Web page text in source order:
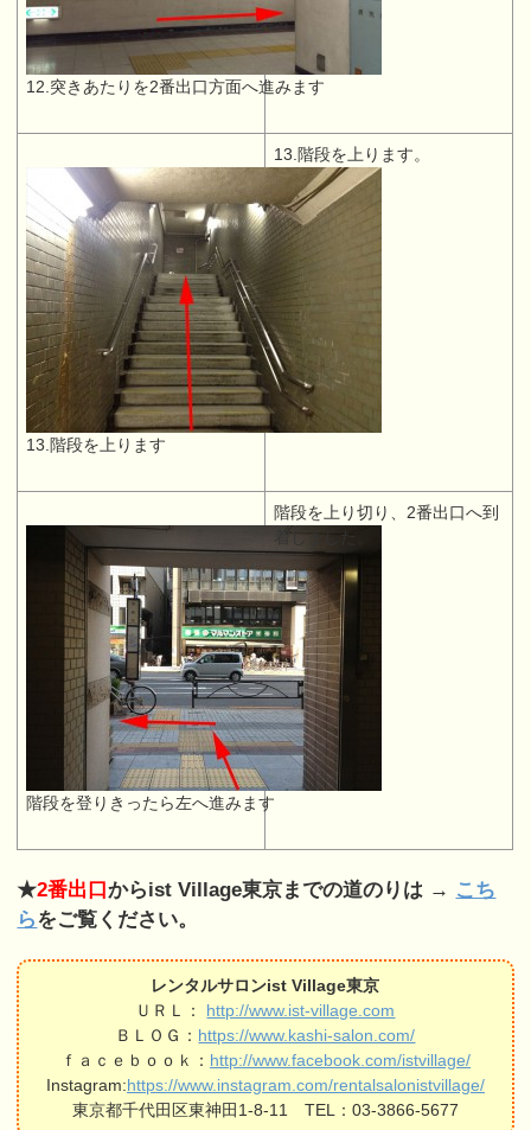
12.突きあたりを2番出口方面へ進みます
13.階段を上ります
13.階段を上ります。
階段を登りきったら左へ進みます
階段を上り切り、2番出口へ到
着しました。
★2番出口からist Village東京までの道のりは → こち
らをご覧ください。
レンタルサロンist Village東京
ＵＲＬ： http://www.ist-village.com
ＢＬＯＧ： https://www.kashi-salon.com/
ｆａｃｅｂｏｏｋ： http://www.facebook.com/istvillage/
Instagram:https://www.instagram.com/rentalsalonistvillage/
東京都千代田区東神田1-8-11 TEL：03-3866-5677